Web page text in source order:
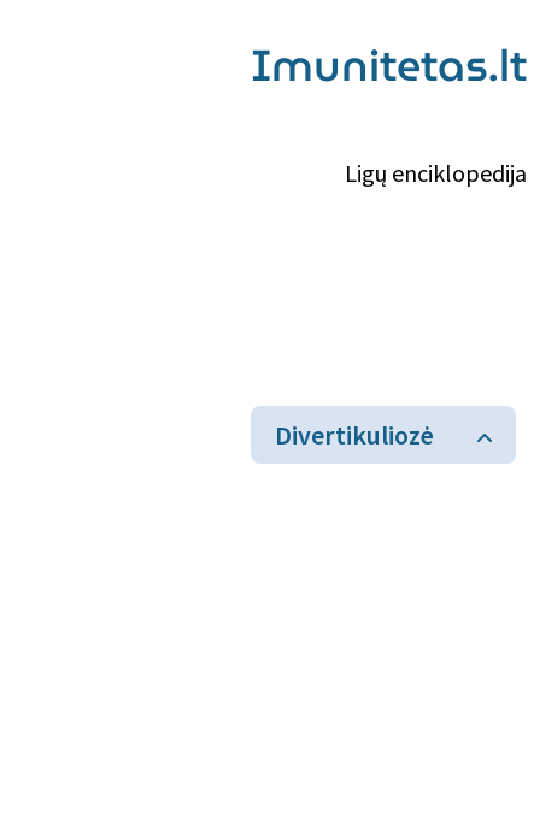
Imunitetas.lt
Ligų enciklopedija
Divertikuliozė